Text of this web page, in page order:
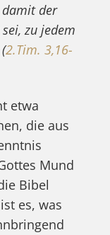
damit der
zu jedem
2.Tim. 3,16-
etwa
die aus
Mund
Bibel
es, was